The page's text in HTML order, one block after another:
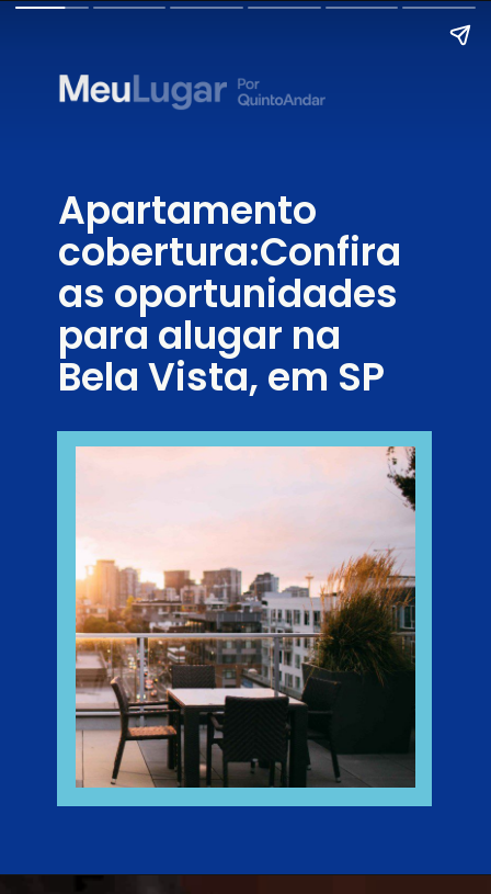
Apartamento
cobertura:Confira
as oportunidades
para alugar na
Bela Vista, em SP